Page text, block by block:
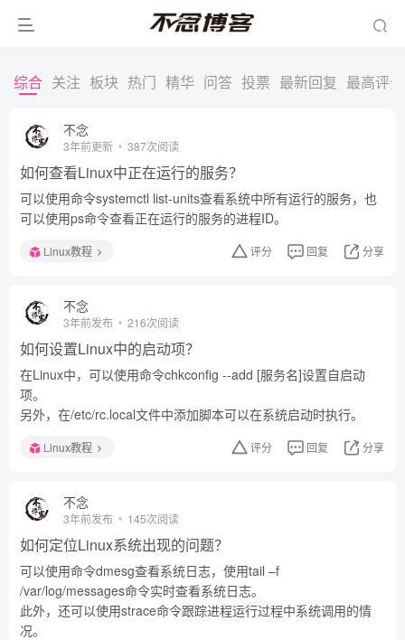
综合 关注 板块 热门 精华 问答 投票 最新回复 最高评分
不念
3年前更新 387次阅读
如何查看Linux中正在运行的服务？
可以使用命令systemctl list-units查看系统中所有运行的服务，也
可以使用ps命令查看正在运行的服务的进程ID。
Linux教程 评分 回复 分享
不念
3年前发布 216次阅读
如何设置Linux中的启动项？
在Linux中，可以使用命令chkconfig --add [服务名]设置自启动
项。
另外，在/etc/rc.local文件中添加脚本可以在系统启动时执行。
Linux教程 评分 回复 分享
不念
3年前发布 145次阅读
如何定位Linux系统出现的问题？
可以使用命令dmesg查看系统日志，使用tail –f
/var/log/messages命令实时查看系统日志。
此外，还可以使用strace命令跟踪进程运行过程中系统调用的情
况。